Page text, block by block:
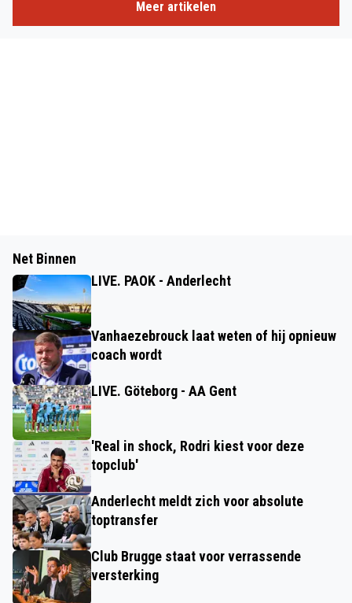
Meer artikelen
Net Binnen
LIVE. PAOK - Anderlecht
Vanhaezebrouck laat weten of hij opnieuw
coach wordt
LIVE. Göteborg - AA Gent
'Real in shock, Rodri kiest voor deze
topclub'
Anderlecht meldt zich voor absolute
toptransfer
Club Brugge staat voor verrassende
versterking